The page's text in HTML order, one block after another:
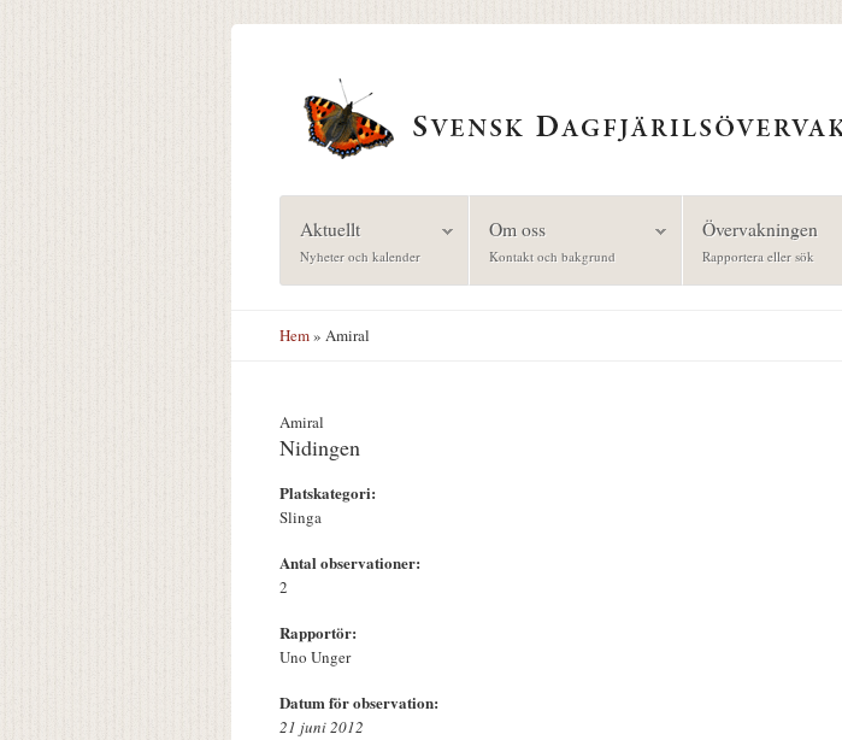
Aktuellt
Nyheter och kalender
Om oss
Kontakt och bakgrund
Övervakningen
Rapportera eller sök
Hem» Amiral
Amiral
Nidingen
Platskategori:
Slinga
Antal observationer:
2
Rapportör:
Uno Unger
Datum för observation:
21 juni 2012